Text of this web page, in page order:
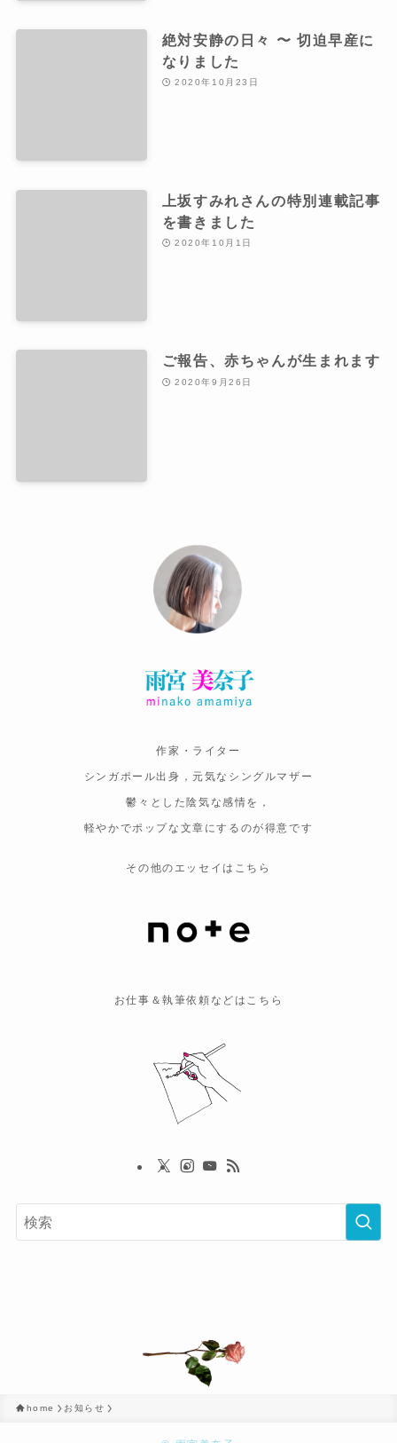
絶対安静の日々 〜 切迫早産に
なりました
2020年10月23日
上坂すみれさんの特別連載記事
を書きました
2020年10月1日
ご報告、赤ちゃんが生まれます
2020年9月26日
作家・ライター
シンガポール出身，元気なシングルマザー
鬱々とした陰気な感情を，
軽やかでポップな文章にするのが得意です
その他のエッセイはこちら
お仕事＆執筆依頼などはこちら
home お知らせ